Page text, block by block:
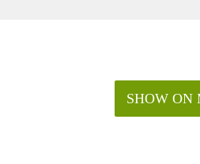
SHOW ON